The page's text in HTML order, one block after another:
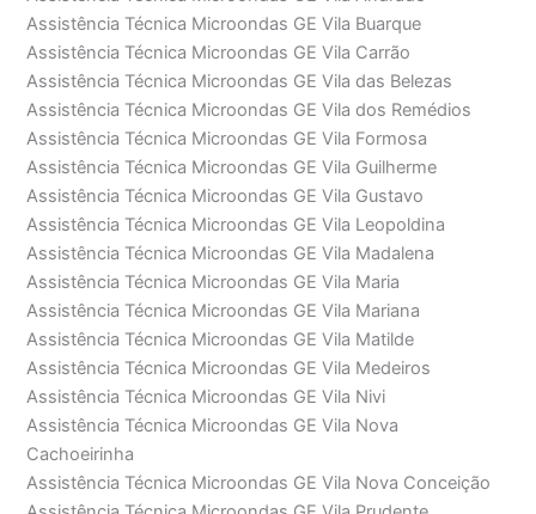
Assistência Técnica Microondas GE Vila Buarque
Assistência Técnica Microondas GE Vila Carrão
Assistência Técnica Microondas GE Vila das Belezas
Assistência Técnica Microondas GE Vila dos Remédios
Assistência Técnica Microondas GE Vila Formosa
Assistência Técnica Microondas GE Vila Guilherme
Assistência Técnica Microondas GE Vila Gustavo
Assistência Técnica Microondas GE Vila Leopoldina
Assistência Técnica Microondas GE Vila Madalena
Assistência Técnica Microondas GE Vila Maria
Assistência Técnica Microondas GE Vila Mariana
Assistência Técnica Microondas GE Vila Matilde
Assistência Técnica Microondas GE Vila Medeiros
Assistência Técnica Microondas GE Vila Nivi
Assistência Técnica Microondas GE Vila Nova
Cachoeirinha
Assistência Técnica Microondas GE Vila Nova Conceição